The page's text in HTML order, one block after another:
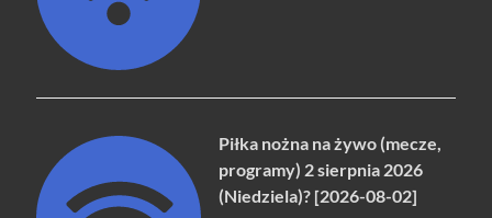
Piłka nożna na żywo (mecze,
programy) 2 sierpnia 2026
(Niedziela)? [2026-08-02]